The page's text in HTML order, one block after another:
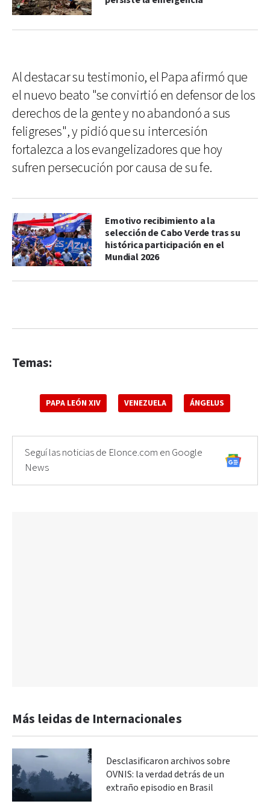
Al destacar su testimonio, el Papa afirmó que
el nuevo beato "se convirtió en defensor de los
derechos de la gente y no abandonó a sus
feligreses", y pidió que su intercesión
fortalezca a los evangelizadores que hoy
sufren persecución por causa de su fe.
Emotivo recibimiento a la
selección de Cabo Verde tras su
histórica participación en el
Mundial 2026
Temas:
PAPA LEÓN XIV VENEZUELA ÁNGELUS
Seguí las noticias de Elonce.com en Google
News
Más leidas de Internacionales
Desclasificaron archivos sobre
OVNIS: la verdad detrás de un
extraño episodio en Brasil